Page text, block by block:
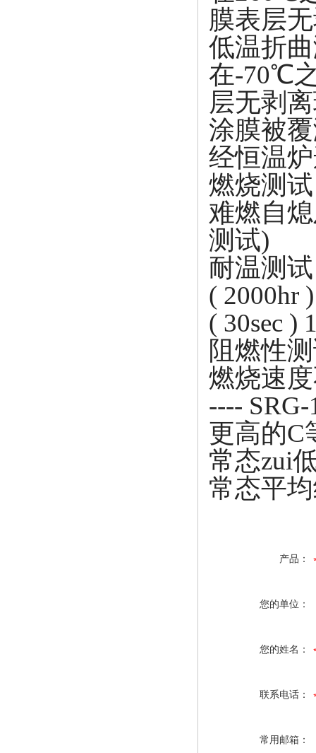
膜表层
低温折
在-70℃
层无剥
涂膜被
经恒温
燃烧测试
难燃自
测试)
耐温测试
( 2000hr
( 30sec
阻燃性
燃烧速
----
更高的C
常态zui
常态平
产品：
您的单位：
您的姓名：
联系电话：
常用邮箱：